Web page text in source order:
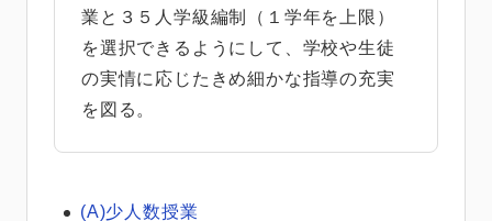
業と３５人学級編制（１学年を上限）
を選択できるようにして、学校や生徒
の実情に応じたきめ細かな指導の充実
を図る。
(A)少人数授業